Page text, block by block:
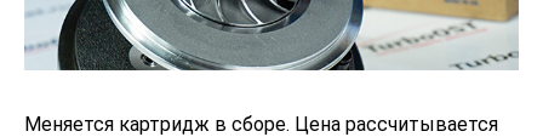
Меняется картридж в сборе. Цена рассчитывается